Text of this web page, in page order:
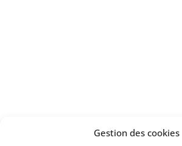
Gestion des cookies
Découvrez